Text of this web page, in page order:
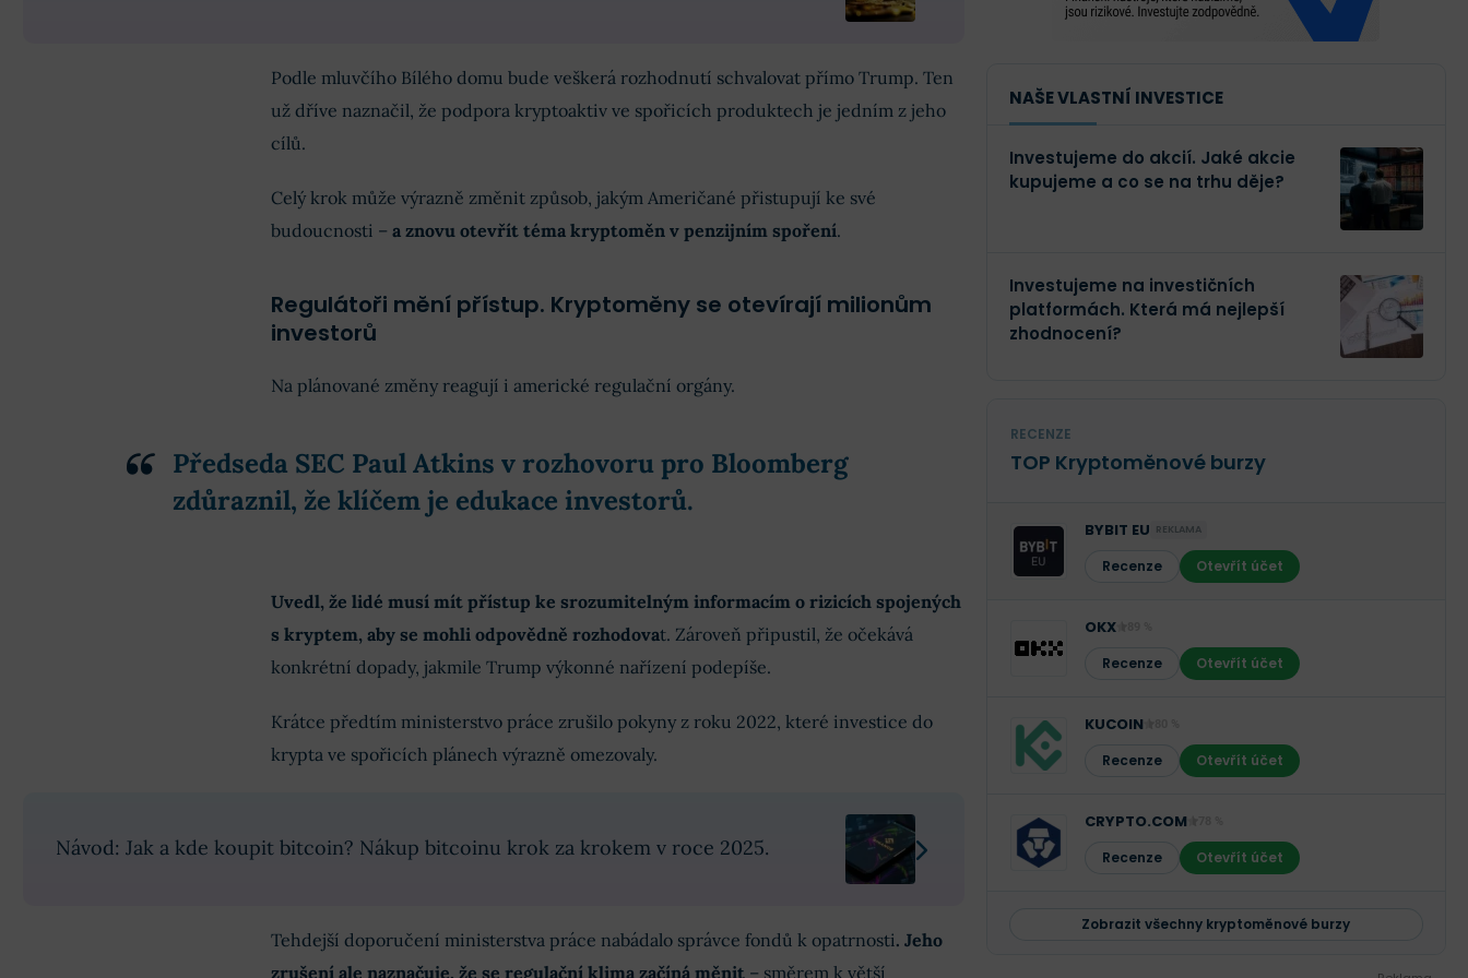
Podle mluvčího Bílého domu bude veškerá rozhodnutí schvalovat přímo Trump. Ten
už dříve naznačil, že podpora kryptoaktiv ve spořicích produktech je jedním z jeho
cílů.
Celý krok může výrazně změnit způsob, jakým Američané přistupují ke své
budoucnosti – a znovu otevřít téma kryptoměn v penzijním spoření.
Regulátoři mění přístup. Kryptoměny se otevírají milionům
investorů
Na plánované změny reagují i americké regulační orgány.
Předseda SEC Paul Atkins v rozhovoru pro Bloomberg
zdůraznil, že klíčem je edukace investorů.
Uvedl, že lidé musí mít přístup ke srozumitelným informacím o rizicích spojených
s kryptem, aby se mohli odpovědně rozhodovat. Zároveň připustil, že očekává
konkrétní dopady, jakmile Trump výkonné nařízení podepíše.
Krátce předtím ministerstvo práce zrušilo pokyny z roku 2022, které investice do
krypta ve spořicích plánech výrazně omezovaly.
Návod: Jak a kde koupit bitcoin? Nákup bitcoinu krok za krokem v roce 2025.
Tehdejší doporučení ministerstva práce nabádalo správce fondů k opatrnosti. Jeho
zrušení ale naznačuje, že se regulační klima začíná měnit– směrem k větší
NAŠE VLASTNÍ INVESTICE
Investujeme do akcií. Jaké akcie
kupujeme a co se na trhu děje?
Investujeme na investičních
platformách. Která má nejlepší
zhodnocení?
RECENZE
TOP Kryptoměnové burzy
BYBIT EU REKLAMA
Recenze Otevřít účet
OKX
Recenze Otevřít účet
KUCOIN
Recenze Otevřít účet
CRYPTO.COM
Recenze Otevřít účet
Zobrazit všechny kryptoměnové burzy